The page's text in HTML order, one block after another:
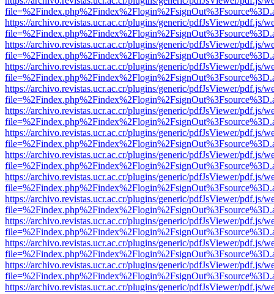
https://archivo.revistas.ucr.ac.cr/plugins/generic/pdfJsViewer/pdf.js/
https://archivo.revistas.ucr.ac.cr/plugins/generic/pdfJsViewer/pdf.js/
https://archivo.revistas.ucr.ac.cr/plugins/generic/pdfJsViewer/pdf.js/
https://archivo.revistas.ucr.ac.cr/plugins/generic/pdfJsViewer/pdf.js/
https://archivo.revistas.ucr.ac.cr/plugins/generic/pdfJsViewer/pdf.js/
https://archivo.revistas.ucr.ac.cr/plugins/generic/pdfJsViewer/pdf.js/
https://archivo.revistas.ucr.ac.cr/plugins/generic/pdfJsViewer/pdf.js/
https://archivo.revistas.ucr.ac.cr/plugins/generic/pdfJsViewer/pdf.js/
https://archivo.revistas.ucr.ac.cr/plugins/generic/pdfJsViewer/pdf.js/
https://archivo.revistas.ucr.ac.cr/plugins/generic/pdfJsViewer/pdf.js/
https://archivo.revistas.ucr.ac.cr/plugins/generic/pdfJsViewer/pdf.js/
https://archivo.revistas.ucr.ac.cr/plugins/generic/pdfJsViewer/pdf.js/
https://archivo.revistas.ucr.ac.cr/plugins/generic/pdfJsViewer/pdf.js/